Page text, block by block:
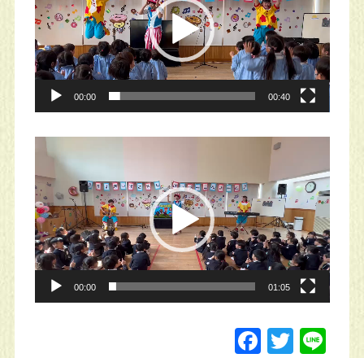
プ
レ
ー
ヤ
00:00 00:40
画
プ
レ
ー
ヤ
00:00 01:05